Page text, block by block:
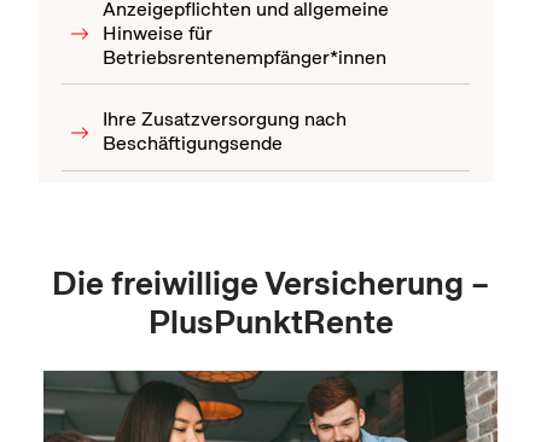
Anzeigepflichten und allgemeine
Hinweise für
Betriebsrentenempfänger*innen
Ihre Zusatzversorgung nach
Beschäftigungsende
Die freiwillige Versicherung –
PlusPunktRente